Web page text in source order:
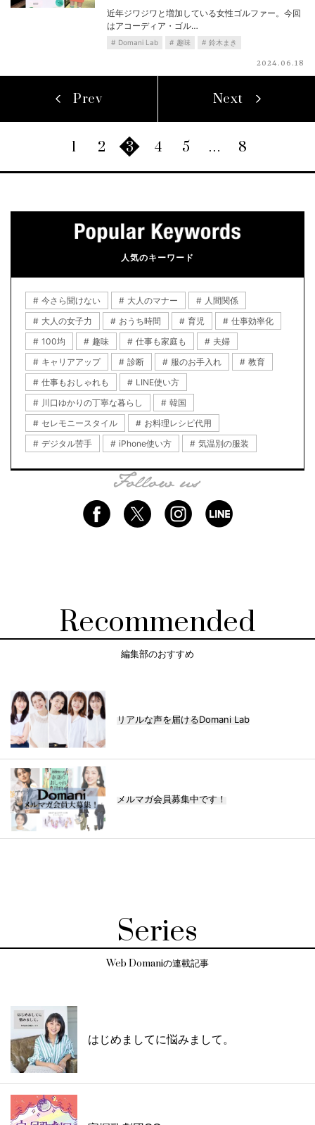
近年ジワジワと増加している女性ゴルファー。今回
はアコーディア・ゴル…
Domani Lab 趣味 鈴木まき
2024.06.18
Prev
1 2 3 4 5 … 8
Next
人気のキーワード
今さら聞けない 大人のマナー
人間関係
大人の女子力
おうち時間 育児
仕事効率化
100均
趣味 仕事も家庭も
夫婦
キャリアアップ
診断 服のお手入れ
教育
仕事もおしゃれも
LINE使い方
川口ゆかりの丁寧な暮らし
韓国
セレモニースタイル
お料理レシピ代用
デジタル苦手
iPhone使い方 気温別の服装
Recommended
編集部のおすすめ
リアルな声を届けるDomani Lab
メルマガ会員募集中です！
Series
Web Domaniの連載記事
はじめましてに悩みまして。